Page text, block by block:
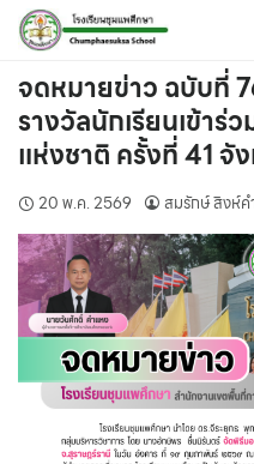
Skip
content
จดหมายข่าว ฉบับที่
รางวัลนักเรียนเข้าร่
แห่งชาติ ครั้งที่ 41 จั
20 พ.ค. 2569 สมรักษ์ สิงห์ค